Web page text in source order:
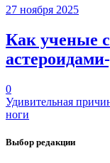
27 ноября 2025
Как ученые
0
Удивительная
ноги
Выбор редакции